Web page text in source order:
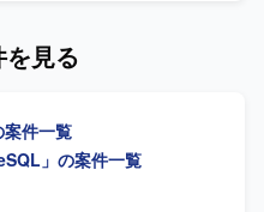
見つけて動き、不明点や
きる方、プロジェクトや
を想定しています。設計
専門性を持つ関係者と建
ステムや過去の意思決定
な開発環境です。
見る
案件一覧
」の案件一覧